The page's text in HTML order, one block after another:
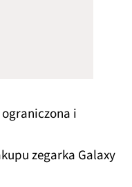
i
zegarka Galaxy